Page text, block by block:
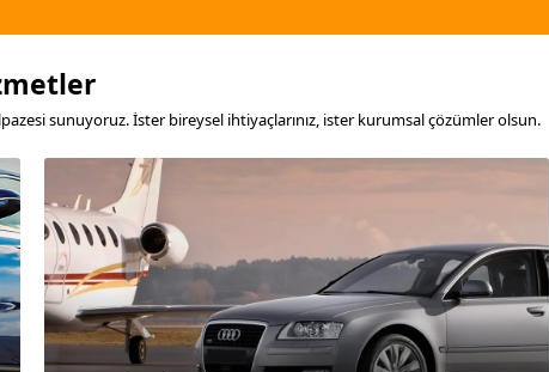
sunuyoruz. İster bireysel ihtiyaçlarınız, ister kurumsal çözümler olsun.